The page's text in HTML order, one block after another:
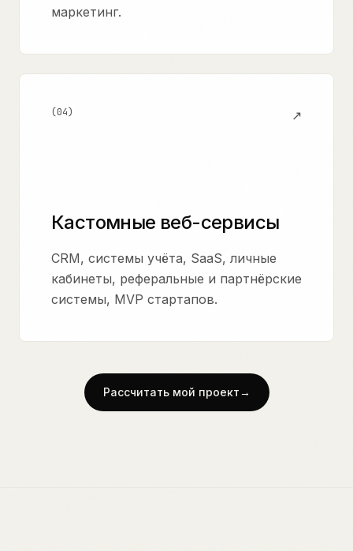
маркетинг.
(04) ↗
Кастомные веб-сервисы
CRM, системы учёта, SaaS, личные
кабинеты, реферальные и партнёрские
системы, MVP стартапов.
Рассчитать мой проект→